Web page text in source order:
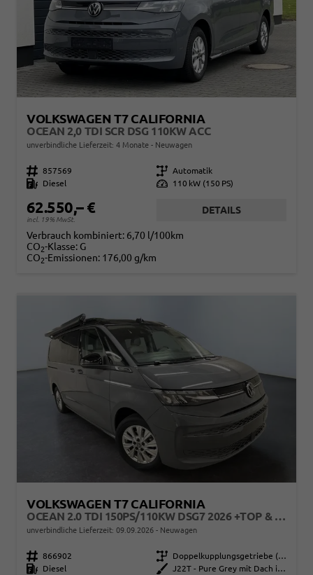
VOLKSWAGEN T7 CALIFORNIA
OCEAN 2,0 TDI SCR DSG 110KW ACC
unverbindliche Lieferzeit: 4 Monate Neuwagen
Fahrzeugnr. 857569 Getriebe Automatik
Kraftstoff
Diesel Leistung 110 kW (150 PS)
62.550,– €
incl. 19% MwSt.
DETAILS
Verbrauch kombiniert: 6,70 l/100km
CO2-Klasse: G
CO2-Emissionen: 176,00 g/km
VOLKSWAGEN T7 CALIFORNIA
OCEAN 2.0 TDI 150PS/110KW DSG7 2026 +TOP & PARK PAKET+18" ALU+AHK+TRAVEL ASSIST+EL- HEBEDACH, BASALT GRAU+CAMPINGAUSBAU
unverbindliche Lieferzeit: 09.09.2026 Neuwagen
Fahrzeugnr. 866902 Getriebe
Doppelkupplungsgetriebe (DSG)
Kraftstoff
Diesel Außenfarbe
J22T - Pure Grey mit Dach in Schwarz